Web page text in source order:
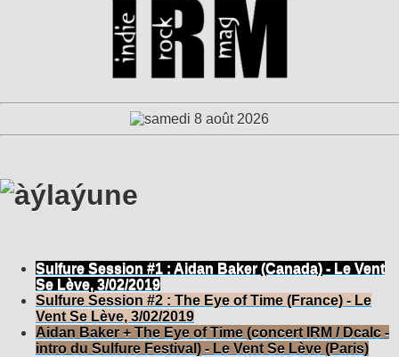
Sulfure Session #1 : Aidan Baker (Canada) - Le Vent
Se Lève, 3/02/2019
Sulfure Session #2 : The Eye of Time (France) - Le
Vent Se Lève, 3/02/2019
Aidan Baker + The Eye of Time (concert IRM / Dcalc -
intro du Sulfure Festival) - Le Vent Se Lève (Paris)